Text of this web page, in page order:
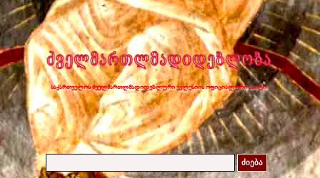
საქართველოს ძველმართლმადიდებლური ეკლესიის ოფიციალური საიტი
ძიება